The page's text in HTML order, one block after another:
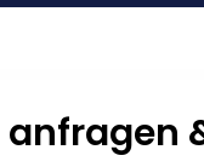
anfragen